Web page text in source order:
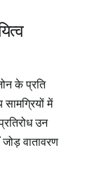
के प्रति
सामग्रियों में
उन
वातावरण